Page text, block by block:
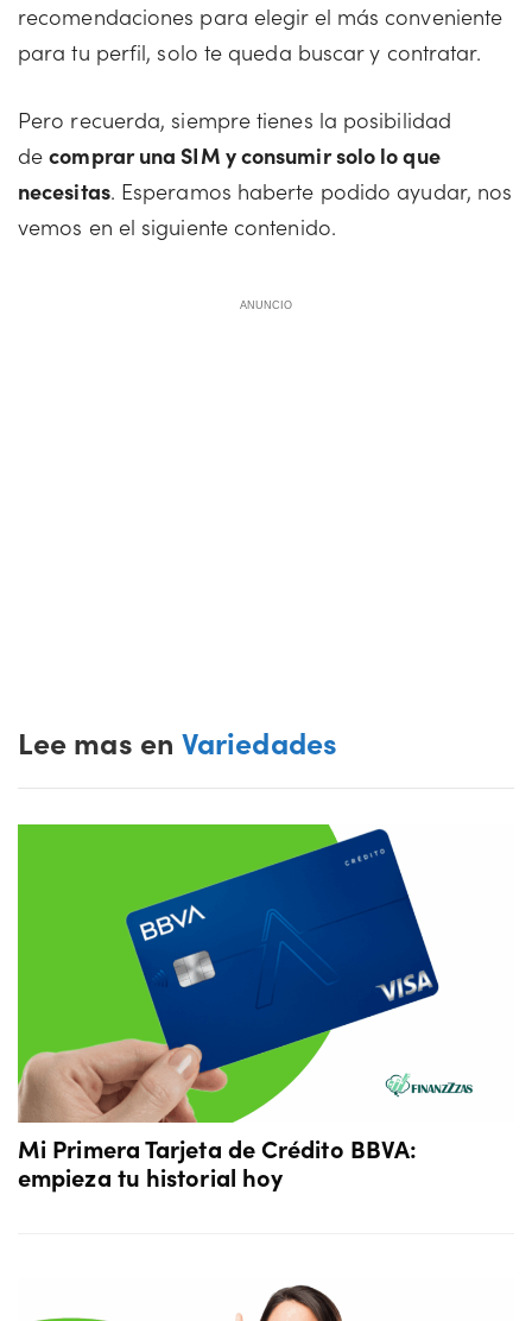
recomendaciones para elegir el más conveniente
para tu perfil, solo te queda buscar y contratar.
Pero recuerda, siempre tienes la posibilidad
decomprar una SIM y consumir solo lo que
necesitas. Esperamos haberte podido ayudar, nos
vemos en el siguiente contenido.
ANUNCIO
Lee mas en Variedades
Mi Primera Tarjeta de Crédito BBVA:
empieza tu historial hoy